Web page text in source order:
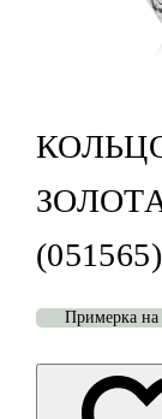
(051565)
Примерка на